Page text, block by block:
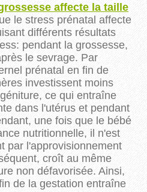
affecte la taille
le stress prénatal affecte
différents résultats
pendant la grossesse,
le sevrage. Par
prénatal en fin de
investissent moins
ce qui entraîne
dans l'utérus et pendant
une fois que le bébé
nutritionnelle, il n'est
par l'approvisionnement
croît au même
non défavorisée. Ainsi,
de la gestation entraîne